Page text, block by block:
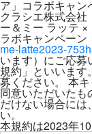
ア」コラボキャン
クラシエ株式会
ー＆ミー ラッテ
ラボキャンペーン
me-latte2023-
います）にご応
規約」といいま
募ください。 本
同意いただいたも
だけない場合には
い。
本規約は2023年